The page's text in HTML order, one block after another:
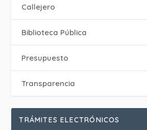
Callejero
Biblioteca Pública
Presupuesto
Transparencia
TRÁMITES ELECTRÓNICOS